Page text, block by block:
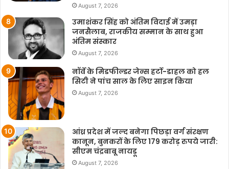
August 7, 2026
उमाशंकर सिंह को अंतिम विदाई में उमड़ा
जनसैलाब, राजकीय सम्मान के साथ हुआ
अंतिम संस्कार
August 7, 2026
नॉर्वे के मिडफील्डर जेन्स हर्टो-डाहल को हल
सिटी ने पांच साल के लिए साइन किया
August 7, 2026
आंध्र प्रदेश में जल्द बनेगा पिछड़ा वर्ग संरक्षण
कानून, बुनकरों के लिए 179 करोड़ रुपये जारी:
सीएम चंद्रबाबू नायडू
August 7, 2026